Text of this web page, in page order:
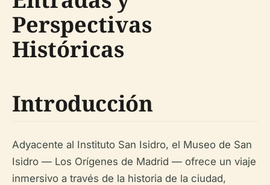
Perspectivas
Históricas
Introducción
Adyacente al Instituto San Isidro, el Museo de San
Isidro — Los Orígenes de Madrid — ofrece un viaje
inmersivo a través de la historia de la ciudad,